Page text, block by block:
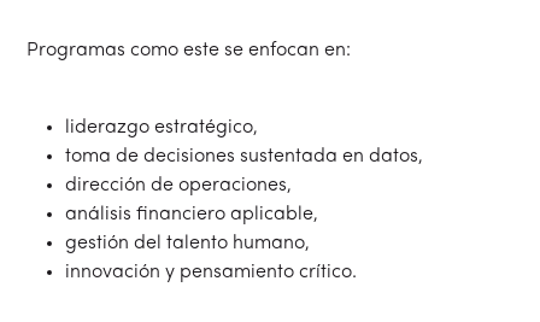
Programas como este se enfocan en:
liderazgo estratégico,
toma de decisiones sustentada en datos,
dirección de operaciones,
análisis financiero aplicable,
gestión del talento humano,
innovación y pensamiento crítico.